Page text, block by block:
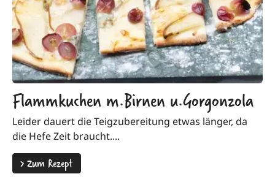
Flammkuchen m.Birnen u.Gorgonzola
Leider dauert die Teigzubereitung etwas länger, da
die Hefe Zeit braucht....
>Zum Rezept